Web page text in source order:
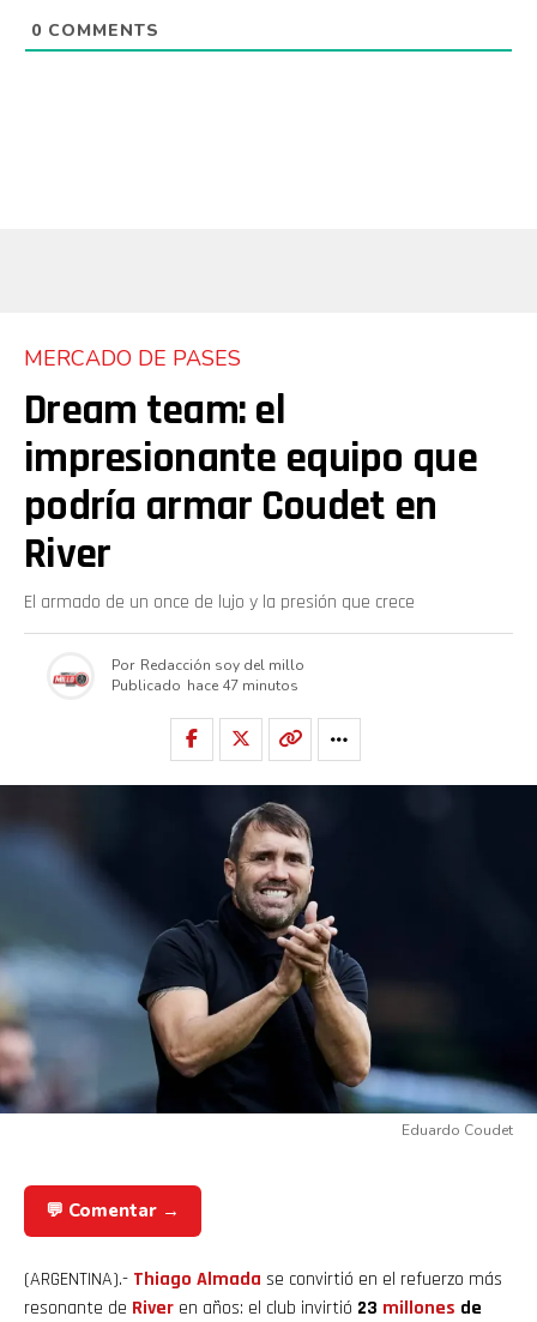
0 COMMENTS
MERCADO DE PASES
Dream team: el
impresionante equipo que
podría armar Coudet en
River
El armado de un once de lujo y la presión que crece
Por Redacción soy del millo
Publicado hace 47 minutos
Eduardo Coudet
💬 Comentar →
(ARGENTINA).- Thiago Almada se convirtió en el refuerzo más
resonante de River en años: el club invirtió 23 millones de